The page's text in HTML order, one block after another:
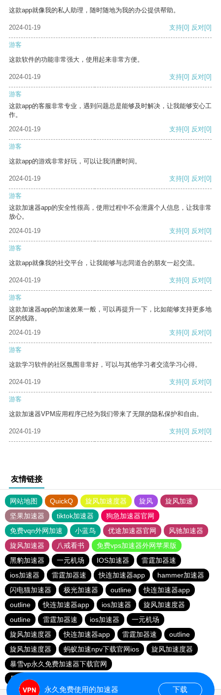
这款app就像我的私人助理，随时随地为我的办公提供帮助。
2024-01-19 支持[0] 反对[0]
游客
这款软件的功能非常强大，使用起来非常方便。
2024-01-19 支持[0] 反对[0]
游客
这款app的客服非常专业，遇到问题总是能够及时解决，让我能够安心工
作。
2024-01-19
支持[0] 反对[0]
游客
这款app的游戏非常好玩，可以让我消磨时间。
2024-01-19 支持[0] 反对[0]
游客
这款加速器app的安全性很高，使用过程中不会泄露个人信息，让我非常
放心。
2024-01-19
支持[0] 反对[0]
游客
这款app就像我的社交平台，让我能够与志同道合的朋友一起交流。
2024-01-19 支持[0] 反对[0]
游客
这款加速器app的加速效果一般，可以再提升一下，比如能够支持更多地
区的线路。
2024-01-19
支持[0] 反对[0]
游客
这款学习软件的社区氛围非常好，可以与其他学习者交流学习心得。
2024-01-19 支持[0] 反对[0]
游客
这款加速器VPM应用程序已经为我们带来了无限的隐私保护和自由。
2024-01-19 支持[0] 反对[0]
友情链接
网站地图 QuickQ 旋风加速度器 旋风
旋风加速
坚果加速器
tiktok加速器
狗急加速器官网
免费vqn外网加速
小蓝鸟 优途加速器官网
风驰加速器
旋风加速器
八戒看书
免费vps加速器外网苹果版
黑豹加速器
一元机场 IOS加速器
雷霆加器速
ios加速器
雷霆加器速 快连加速器app
hammer加速器
闪电猫加速器
极光加速器 outline
快连加速器app
outline
快连加速器app ios加速器
旋风加速度器
outline
雷霆加器速 ios加速器
一元机场
旋风加速度器
快连加速器app 雷霆加器速
outline
旋风加速度器
蚂蚁加速npv下载官网ios
旋风加速度器
暴雪vp永久免费加速器下载官网
暴雪vp永久免费加速器下载官网
永久免费使用的加速器 下载